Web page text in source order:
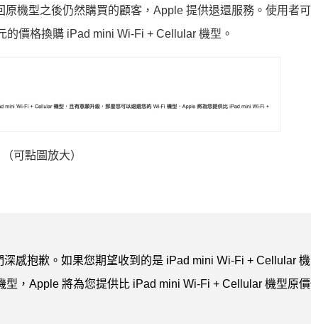
機型之後仍然購買的顧客，Apple 提供退還服務。使用者
價格換購 iPad mini Wi-Fi + Cellular 機型。
（可點圖放大）
深感抱歉。如果您期望收到的是 iPad mini Ｗi-Fi + Cellular 機
，Apple 將為您提供比 iPad mini Wi-Fi + Cellular 機型原